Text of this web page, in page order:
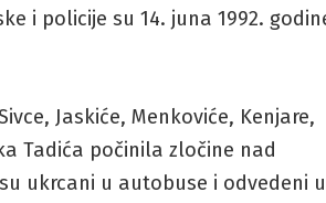
i policije su 14. juna 1992.
Jaskiće, Menkoviće, Kenjare,
Tadića počinila zločine nad
ukrcani u autobuse i odvedeni u